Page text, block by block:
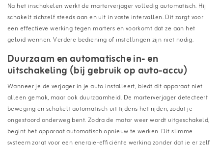
Na het inschakelen werkt de marterverjager volledig automatisch. Hij
schakelt zichzelf steeds aan en uit in vaste intervallen. Dit zorgt voor
een effectieve werking tegen marters en voorkomt dat ze aan het
geluid wennen. Verdere bediening of instellingen zijn niet nodig.
Duurzaam en automatische in- en
uitschakeling (bij gebruik op auto-accu)
Wanneer je de verjager in je auto installeert, biedt dit apparaat niet
alleen gemak, maar ook duurzaamheid. De marterverjager detecteert
beweging en schakelt automatisch uit tijdens het rijden, zodat je
ongestoord onderweg bent. Zodra de motor weer wordt uitgeschakeld,
begint het apparaat automatisch opnieuw te werken. Dit slimme
systeem zorgt voor een energie-efficiënte werking zonder dat je er zelf